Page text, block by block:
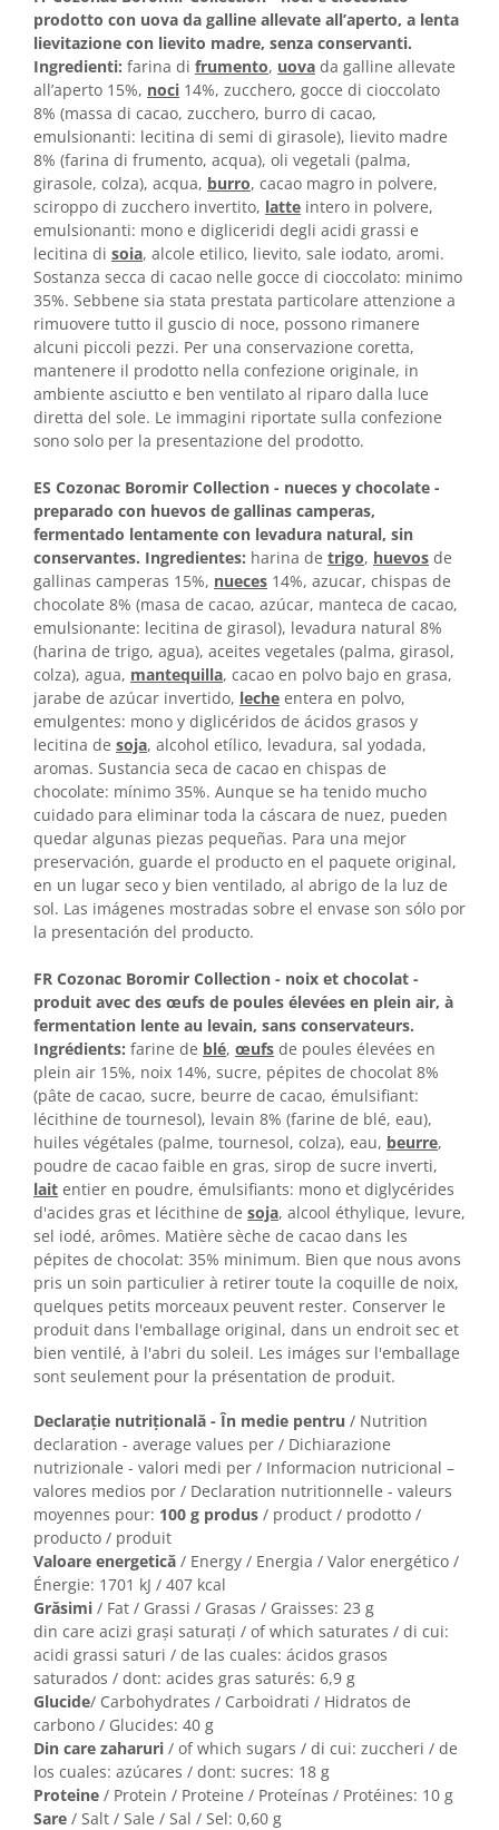
Faina Profesionala
Fursecuri vrac
Congelate brutarie
Cadouri
Pachete Cadou
Cozonac Wine Collection
Vinuri Casa Isarescu
Accesorii Boromir
Dulciurile Feleacul
Glucoza
Halva
Nuga
Rahat
prodotto con uova da galline allevate all’aperto, a lenta
lievitazione con lievito madre, senza conservanti.
Ingredienti: farina di frumento, uova da galline allevate
all’aperto 15%, noci 14%, zucchero, gocce di cioccolato
8% (massa di cacao, zucchero, burro di cacao,
emulsionanti: lecitina di semi di girasole), lievito madre
8% (farina di frumento, acqua), oli vegetali (palma,
girasole, colza), acqua, burro, cacao magro in polvere,
sciroppo di zucchero invertito, latte intero in polvere,
emulsionanti: mono e digliceridi degli acidi grassi e
lecitina di soia, alcole etilico, lievito, sale iodato, aromi.
Sostanza secca di cacao nelle gocce di cioccolato: minimo
35%. Sebbene sia stata prestata particolare attenzione a
rimuovere tutto il guscio di noce, possono rimanere
alcuni piccoli pezzi. Per una conservazione coretta,
mantenere il prodotto nella confezione originale, in
ambiente asciutto e ben ventilato al riparo dalla luce
diretta del sole. Le immagini riportate sulla confezione
sono solo per la presentazione del prodotto.
ES Cozonac Boromir Collection - nueces y chocolate -
preparado con huevos de gallinas camperas,
fermentado lentamente con levadura natural, sin
conservantes. Ingredientes: harina de trigo, huevos de
gallinas camperas 15%, nueces 14%, azucar, chispas de
chocolate 8% (masa de cacao, azúcar, manteca de cacao,
emulsionante: lecitina de girasol), levadura natural 8%
(harina de trigo, agua), aceites vegetales (palma, girasol,
colza), agua, mantequilla, cacao en polvo bajo en grasa,
jarabe de azúcar invertido, leche entera en polvo,
emulgentes: mono y diglicéridos de ácidos grasos y
lecitina de soja, alcohol etílico, levadura, sal yodada,
aromas. Sustancia seca de cacao en chispas de
chocolate: mínimo 35%. Aunque se ha tenido mucho
cuidado para eliminar toda la cáscara de nuez, pueden
quedar algunas piezas pequeñas. Para una mejor
preservación, guarde el producto en el paquete original,
en un lugar seco y bien ventilado, al abrigo de la luz de
sol. Las imágenes mostradas sobre el envase son sólo por
la presentación del producto.
FR Cozonac Boromir Collection - noix et chocolat -
produit avec des œufs de poules élevées en plein air, à
fermentation lente au levain, sans conservateurs.
Ingrédients: farine de blé, œufs de poules élevées en
plein air 15%, noix 14%, sucre, pépites de chocolat 8%
(pâte de cacao, sucre, beurre de cacao, émulsifiant:
lécithine de tournesol), levain 8% (farine de blé, eau),
huiles végétales (palme, tournesol, colza), eau, beurre,
poudre de cacao faible en gras, sirop de sucre inverti,
lait entier en poudre, émulsifiants: mono et diglycérides
d'acides gras et lécithine de soja, alcool éthylique, levure,
sel iodé, arômes. Matière sèche de cacao dans les
pépites de chocolat: 35% minimum. Bien que nous avons
pris un soin particulier à retirer toute la coquille de noix,
quelques petits morceaux peuvent rester. Conserver le
produit dans l'emballage original, dans un endroit sec et
bien ventilé, à l'abri du soleil. Les imáges sur l'emballage
sont seulement pour la présentation de produit.
Declarație nutrițională - În medie pentru / Nutrition
declaration - average values per / Dichiarazione
nutrizionale - valori medi per / Informacion nutricional –
valores medios por / Declaration nutritionnelle - valeurs
moyennes pour: 100 g produs / product / prodotto /
producto / produit
Valoare energetică / Energy / Energia / Valor energético /
Énergie: 1701 kJ / 407 kcal
Grăsimi / Fat / Grassi / Grasas / Graisses: 23 g
din care acizi graşi saturaţi / of which saturates / di cui:
acidi grassi saturi / de las cuales: ácidos grasos
saturados / dont: acides gras saturés: 6,9 g
Glucide/ Carbohydrates / Carboidrati / Hidratos de
carbono / Glucides: 40 g
Din care zaharuri / of which sugars / di cui: zuccheri / de
los cuales: azúcares / dont: sucres: 18 g
Proteine / Protein / Proteine / Proteínas / Protéines: 10 g
Sare / Salt / Sale / Sal / Sel: 0,60 g